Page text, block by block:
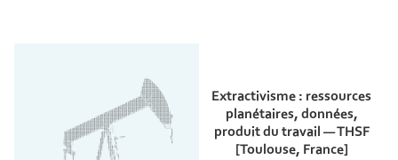
Extractivisme : ressources
planétaires, données,
produit du travail — THSF
[Toulouse, France]